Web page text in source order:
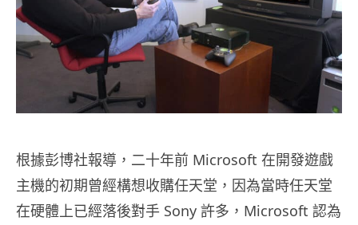
根據彭博社報導，二十年前 Microsoft 在開發遊戲
主機的初期曾經構想收購任天堂，因為當時任天堂
在硬體上已經落後對手 Sony 許多，Microsoft 認為